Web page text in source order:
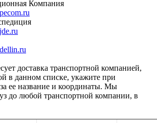
Компания
доставка транспортной компанией,
в данном списке, укажите при
ее название и координаты. Мы
до любой транспортной компании, в